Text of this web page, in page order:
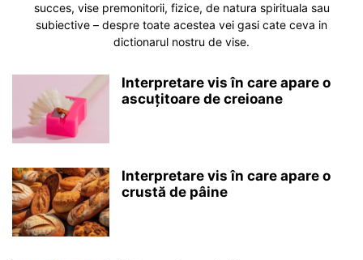
succes, vise premonitorii, fizice, de natura spirituala sau
subiective – despre toate acestea vei gasi cate ceva in
dictionarul nostru de vise.
Interpretare vis în care apare o
ascuțitoare de creioane
Interpretare vis în care apare o
crustă de pâine